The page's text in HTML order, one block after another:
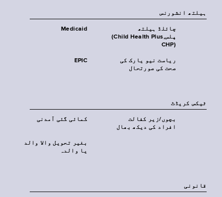
‏ہیلتھ انشورنس
Medicaid
چائلڈ ہیلتھ
پلس‎(Child Health Plus,
CHP)‎
EPIC
ریاست نیو یارک کی
صحت کی صورتحال
ٹیکس کریڈٹ
کمائی گئی آمدنی
بچوں/زیر کفالت
افراد کی دیکھ بھال
بغیر تحویل والا والد
یا والدہ
قانونی